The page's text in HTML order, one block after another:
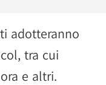
adotteranno
tra cui
e altri.